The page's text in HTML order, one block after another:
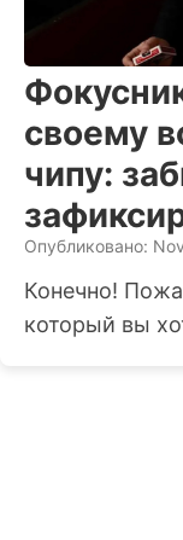
своему
чипу:
Опубликовано:
Конечно!
который вы